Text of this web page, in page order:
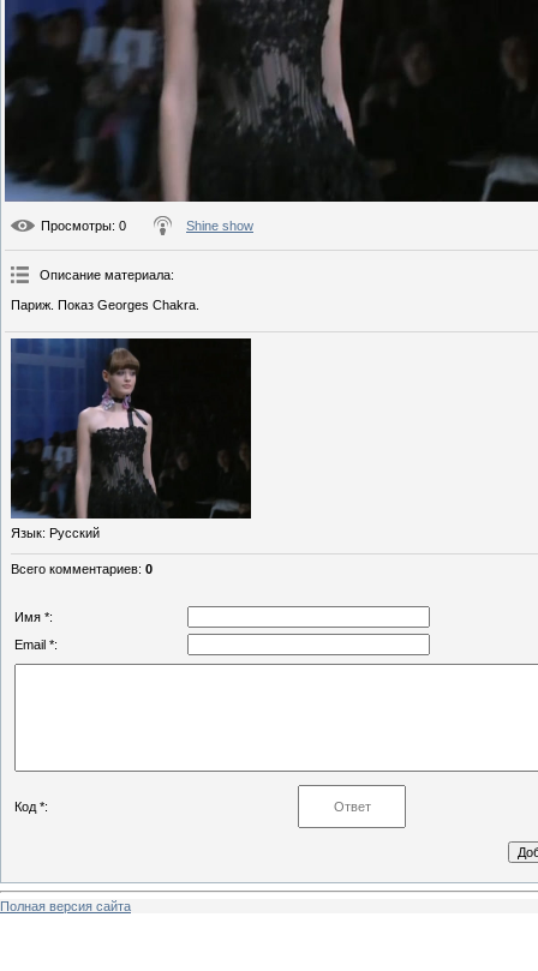
Просмотры: 0 Shine show
Описание материала:
Париж. Показ Georges Chakra.
Язык: Русский
Всего комментариев: 0
Имя *:
Email *:
Код *:
Полная версия сайта